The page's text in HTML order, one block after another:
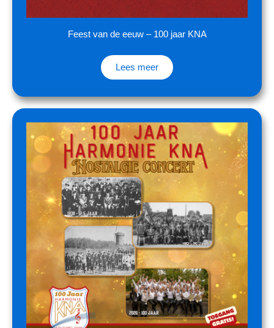
Feest van de eeuw – 100 jaar KNA
Lees meer